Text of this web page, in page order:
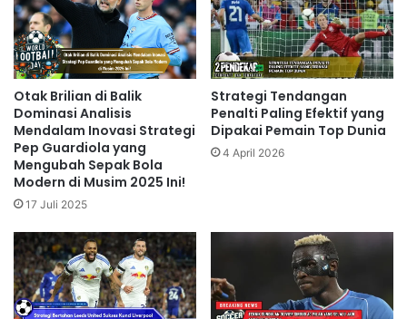
Otak Brilian di Balik
Dominasi Analisis
Mendalam Inovasi Strategi
Pep Guardiola yang
Mengubah Sepak Bola
Modern di Musim 2025 Ini!
17 Juli 2025
Strategi Tendangan
Penalti Paling Efektif yang
Dipakai Pemain Top Dunia
4 April 2026